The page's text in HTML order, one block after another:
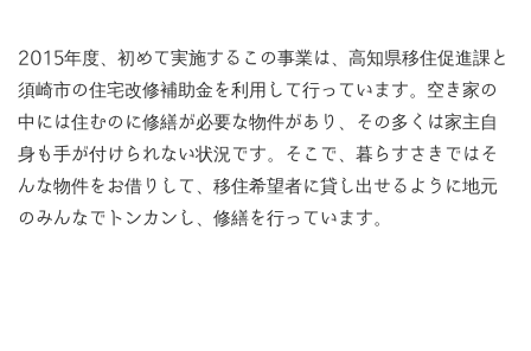
2015年度、初めて実施するこの事業は、高知県移住促進課と
須崎市の住宅改修補助金を利用して行っています。空き家の
中には住むのに修繕が必要な物件があり、その多くは家主自
身も手が付けられない状況です。そこで、暮らすさきではそ
んな物件をお借りして、移住希望者に貸し出せるように地元
のみんなでトンカンし、修繕を行っています。